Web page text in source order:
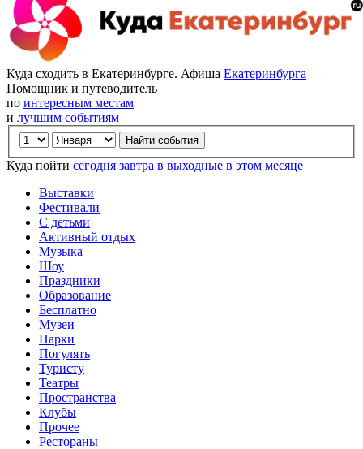
Куда сходить в Екатеринбурге. Афиша Екатеринбурга
Помощник и путеводитель
по интересным местам
и лучшим событиям
Куда пойти сегодня завтра в выходные в этом месяце
Выставки
Фестивали
С детьми
Активный отдых
Музыка
Шоу
Праздники
Образование
Бесплатно
Музеи
Парки
Погулять
Туристу
Театры
Пространства
Клубы
Прочее
Рестораны